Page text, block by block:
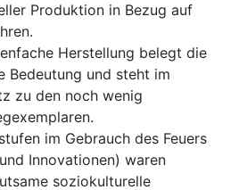
Produktion in Bezug auf
Herstellung belegt die
Bedeutung und steht im
zu den noch wenig
im Gebrauch des Feuers
Innovationen) waren
soziokulturelle